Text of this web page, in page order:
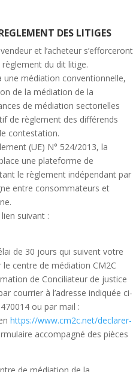
DES LITIGES
et l’acheteur s’efforceront
du dit litige.
médiation conventionnelle,
de la médiation de la
de médiation sectorielles
de règlement des différends
contestation.
(UE) N° 524/2013, la
une plateforme de
le règlement indépendant par
entre consommateurs et
suivant :
de 30 jours qui suivent votre
centre de médiation CM2C
de Conciliateur de justice
courrier à l’adresse indiquée ci-
ou par mail :
https://www.cm2c.net/declarer-
accompagné des pièces